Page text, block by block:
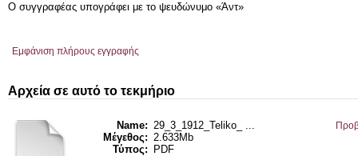
Ο συγγραφέας υπογράφει με το ψευδώνυμο «Άντ»
Εμφάνιση πλήρους εγγραφής
Αρχεία σε αυτό το τεκμήριο
Name: 29_3_1912_Teliko_ ...
Μέγεθος: 2.633Mb
Τύπος:
PDF